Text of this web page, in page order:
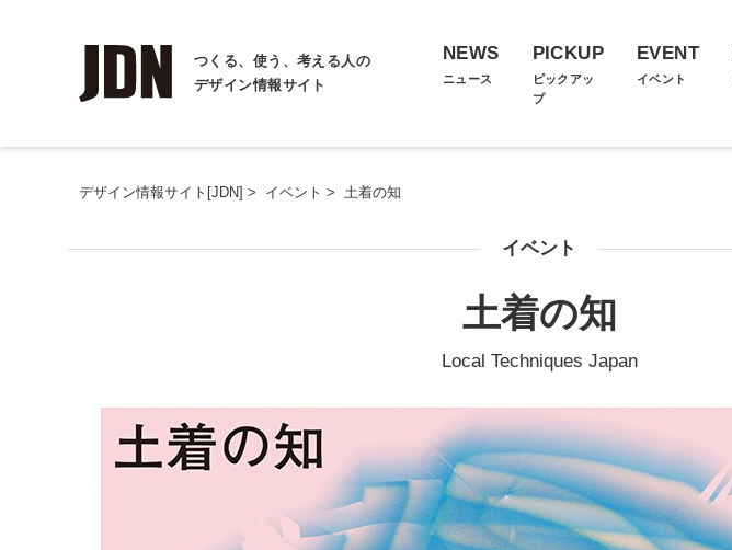
つくる、使う、考える人の
デザイン情報サイト
NEWS
ニュース
PICKUP
ピックアッ
プ
EVENT
イベント
デザイン情報サイト[JDN] > イベント > 土着の知
イベント
土着の知
Local Techniques Japan